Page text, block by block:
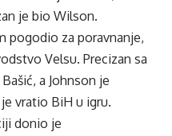
je bio Wilson.
pogodio za poravnanje,
Velsu. Precizan sa
a Johnson je
vratio BiH u igru.
donio je